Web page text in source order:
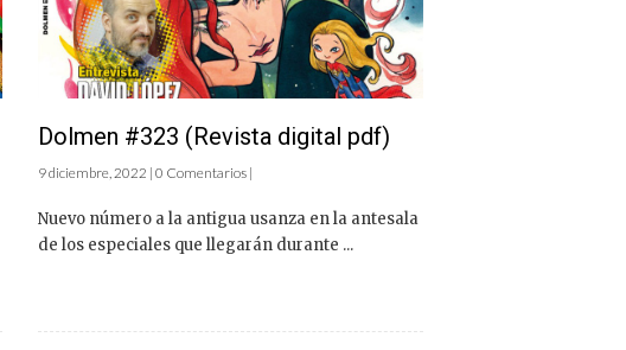
Dolmen #323 (Revista digital pdf)
9 diciembre, 2022 | 0 Comentarios |
Nuevo número a la antigua usanza en la antesala
de los especiales que llegarán durante ...